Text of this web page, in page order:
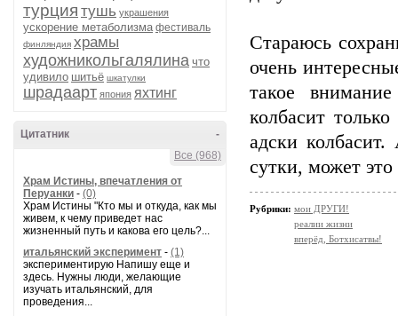
турция тушь украшения
ускорение метаболизма фестиваль
финляндия храмы
художникольгалялина что
удивило шитьё шкатулки
шрадаарт япония яхтинг
-
Цитатник
Все (968)
Храм Истины, впечатления от
Перуанки - (0)
Храм Истины "Кто мы и откуда, как мы
живем, к чему приведет нас
жизненный путь и какова его цель?...
итальянский эксперимент - (1)
экспериментирую Напишу еще и
здесь. Нужны люди, желающие
изучать итальянский, для
проведения...
Стараюсь
очень
такое
колбасит
адски
сутки, может это
Рубрики: мои ДРУГИ!
реалии жизни
вперёд, Ботхисатвы!